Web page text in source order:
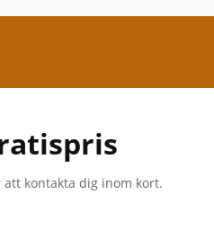
kontakta dig inom kort.